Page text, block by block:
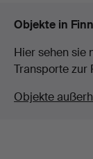
Objekte in
Hier sehen sie
Transporte zur
Objekte